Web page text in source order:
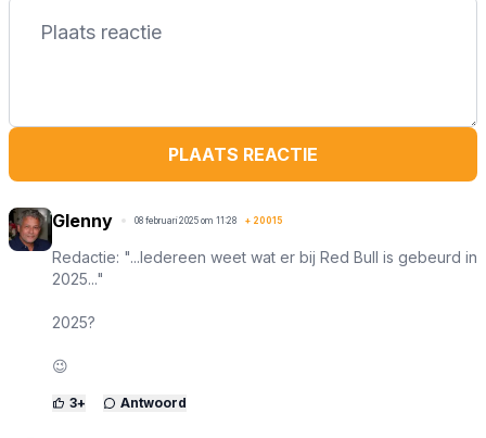
PLAATS REACTIE
Glenny 08 februari 2025 om 11:28 + 20015
Redactie: "...Iedereen weet wat er bij Red Bull is gebeurd in
2025..."
2025?
😉
3+ Antwoord